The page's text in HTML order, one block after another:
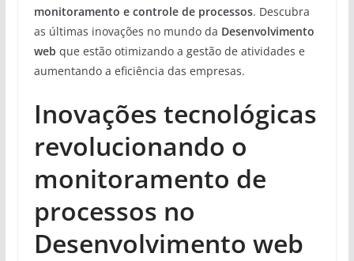
monitoramento e controle de processos. Descubra
as últimas inovações no mundo da Desenvolvimento
web que estão otimizando a gestão de atividades e
aumentando a eficiência das empresas.
Inovações tecnológicas
revolucionando o
monitoramento de
processos no
Desenvolvimento web